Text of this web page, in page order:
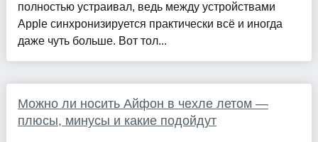
полностью устраивал, ведь между устройствами
Apple синхронизируется практически всё и иногда
даже чуть больше. Вот тол...
Можно ли носить Айфон в чехле летом —
плюсы, минусы и какие подойдут